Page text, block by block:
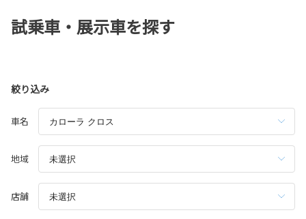
試乗車・展示車を探す
絞り込み
車名
地域
店舗